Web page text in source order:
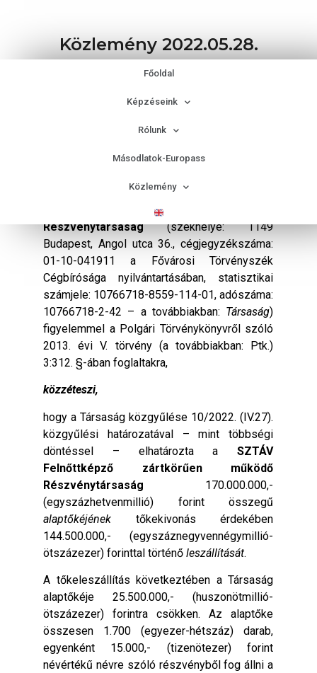
Főoldal
Képzéseink
Rólunk
Másodlatok-Europass
Közlemény
Közlemény 2022.05.28.
A SZTÁV FELNŐTTKÉPZŐ
RÉSZVÉNYTÁRSASÁG KÖZVETLEN
ALAPTŐKÉJÉNEK
KÖZZÉTÉTEL KÖZZÉTÉTEL
SZTÁV Felnőttképző zártkörűen működő
Részvénytársaság(székhelye: 1149
Budapest, Angol utca 36., cégjegyzékszáma:
01-10-041911 a Fővárosi Törvényszék
Cégbírósága nyilvántartásában, statisztikai
számjele: 10766718-8559-114-01, adószáma:
10766718-2-42 – a továbbiakban: Társaság)
figyelemmel a Polgári Törvénykönyvről szóló
2013. évi V. törvény (a továbbiakban: Ptk.)
3:312. §-ában foglaltakra,
közzéteszi,
hogy a Társaság közgyűlése 10/2022. (IV.27).
közgyűlési határozatával – mint többségi
döntéssel – elhatározta a SZTÁV
Felnőttképző zártkörűen működő
Részvénytársaság 170.000.000,-
(egyszázhetvenmillió) forint összegű
alaptőkéjének tőkekivonás érdekében
144.500.000,- (egyszáznegyvennégymillió-
ötszázezer) forinttal történő leszállítását.
A tőkeleszállítás következtében a Társaság
alaptőkéje 25.500.000,- (huszonötmillió-
ötszázezer) forintra csökken. Az alaptőke
összesen 1.700 (egyezer-hétszáz) darab,
egyenként 15.000,- (tizenötezer) forint
névértékű névre szóló részvényből fog állni a